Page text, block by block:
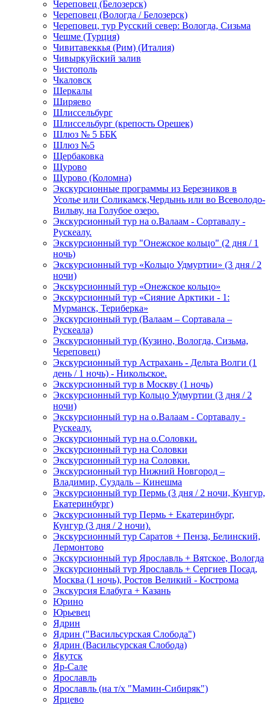
Череповец (Белозерск)
Череповец (Вологда / Белозерск)
Череповец, тур Русский север: Вологда, Сизьма
Чешме (Турция)
Чивитавеккья (Рим) (Италия)
Чивыркуйский залив
Чистополь
Чкаловск
Шеркалы
Ширяево
Шлиссельбург
Шлиссельбург (крепость Орешек)
Шлюз № 5 ББК
Шлюз №5
Щербаковка
Щурово
Щурово (Коломна)
Экскурсионные программы из Березников в
Усолье или Соликамск,Чердынь или во Всеволодо-
Вильву, на Голубое озеро.
Экскурсионный тур на о.Валаам - Сортавалу -
Рускеалу.
Экскурсионный тур "Онежское кольцо" (2 дня / 1
ночь)
Экскурсионный тур «Кольцо Удмуртии» (3 дня / 2
ночи)
Экскурсионный тур «Онежское кольцо»
Экскурсионный тур «Сияние Арктики - 1:
Мурманск, Териберка»
Экскурсионный тур (Валаам – Сортавала –
Рускеала)
Экскурсионный тур (Кузино, Вологда, Сизьма,
Череповец)
Экскурсионный тур Астрахань - Дельта Волги (1
день / 1 ночь) - Никольское.
Экскурсионный тур в Москву (1 ночь)
Экскурсионный тур Кольцо Удмуртии (3 дня / 2
ночи)
Экскурсионный тур на о.Валаам - Сортавалу -
Рускеалу.
Экскурсионный тур на о.Соловки.
Экскурсионный тур на Соловки
Экскурсионный тур на Соловки.
Экскурсионный тур Нижний Новгород –
Владимир, Суздаль – Кинешма
Экскурсионный тур Пермь (3 дня / 2 ночи, Кунгур,
Екатеринбург)
Экскурсионный тур Пермь + Екатеринбург,
Кунгур (3 дня / 2 ночи).
Экскурсионный тур Саратов + Пенза, Белинский,
Лермонтово
Экскурсионный тур Ярославль + Вятское, Вологда
Экскурсионный тур Ярославль + Сергиев Посад,
Москва (1 ночь), Ростов Великий - Кострома
Экскурсия Елабуга + Казань
Юрино
Юрьевец
Ядрин
Ядрин ("Васильсурская Слобода")
Ядрин (Васильсурская Слобода)
Якутск
Яр-Сале
Ярославль
Ярославль (на т/х "Мамин-Сибиряк")
Ярцево